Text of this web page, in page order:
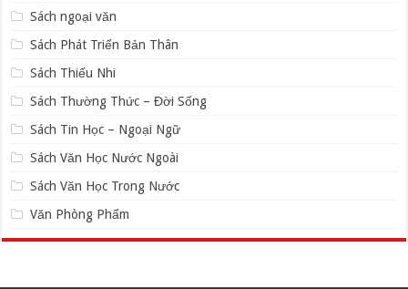
Sách ngoại văn
Sách Phát Triển Bản Thân
Sách Thiếu Nhi
Sách Thường Thức – Đời Sống
Sách Tin Học – Ngoại Ngữ
Sách Văn Học Nước Ngoài
Sách Văn Học Trong Nước
Văn Phòng Phẩm